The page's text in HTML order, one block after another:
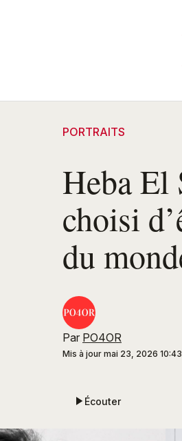
PORTRAITS
Heba El
choisi
du
Par PO4OR
Mis à jour mai 23, 2026
Écouter